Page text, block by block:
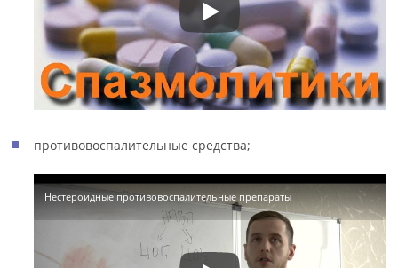
противовоспалительные средства;
Нестероидные противовоспалительные препараты